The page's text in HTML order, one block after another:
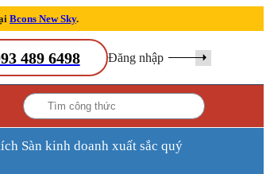
Bcons New Sky.
489 6498 Đăng nhập